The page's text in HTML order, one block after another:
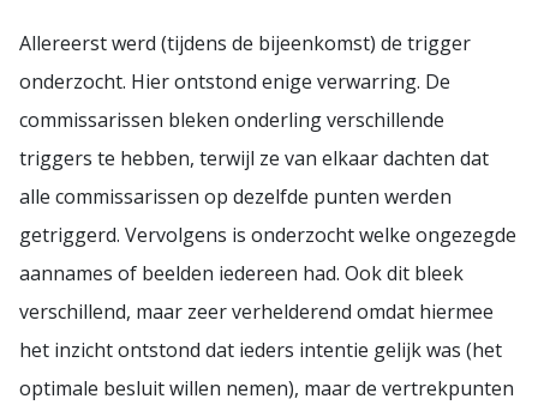
Allereerst werd (tijdens de bijeenkomst) de trigger
onderzocht. Hier ontstond enige verwarring. De
commissarissen bleken onderling verschillende
triggers te hebben, terwijl ze van elkaar dachten dat
alle commissarissen op dezelfde punten werden
getriggerd. Vervolgens is onderzocht welke ongezegde
aannames of beelden iedereen had. Ook dit bleek
verschillend, maar zeer verhelderend omdat hiermee
het inzicht ontstond dat ieders intentie gelijk was (het
optimale besluit willen nemen), maar de vertrekpunten